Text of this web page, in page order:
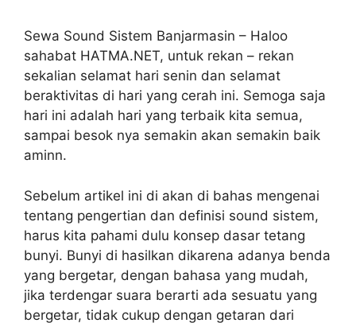
Sewa Sound Sistem Banjarmasin – Haloo
sahabat HATMA.NET, untuk rekan – rekan
sekalian selamat hari senin dan selamat
beraktivitas di hari yang cerah ini. Semoga saja
hari ini adalah hari yang terbaik kita semua,
sampai besok nya semakin akan semakin baik
aminn.
Sebelum artikel ini di akan di bahas mengenai
tentang pengertian dan definisi sound sistem,
harus kita pahami dulu konsep dasar tetang
bunyi. Bunyi di hasilkan dikarena adanya benda
yang bergetar, dengan bahasa yang mudah,
jika terdengar suara berarti ada sesuatu yang
bergetar, tidak cukup dengan getaran dari